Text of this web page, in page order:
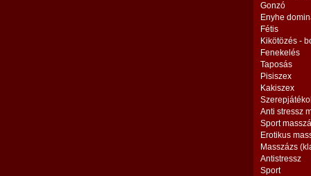
Gonzó
Enyhe
Fétis
Kikötözés -
Fenekelés
Taposás
Pisiszex
Kakiszex
Anti stressz
Sport
Erotikus
Masszázs
Antistressz
Sport